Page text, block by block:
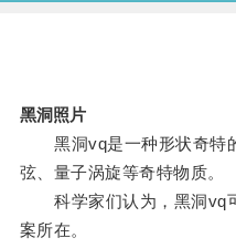
黑洞照片
黑洞vq是一种形状奇特
弦、量子涡旋等奇特物质。
科学家们认为，黑洞vq
案所在。